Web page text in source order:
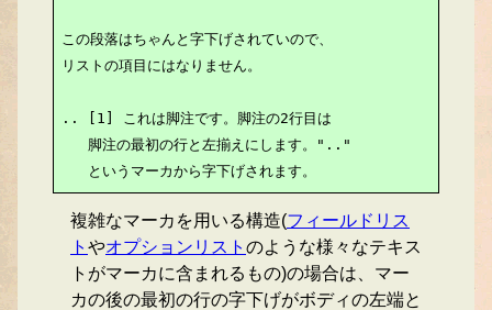
この段落はちゃんと字下げされていので、
リストの項目にはなりません。
.. [1] これは脚注です。脚注の2行目は
   脚注の最初の行と左揃えにします。".."
   というマーカから字下げされます。
複雑なマーカを用いる構造(フィールドリス
ト やオプションリスト のような様々なテキス
トがマーカに含まれるもの)の場合は、マー
カの後の最初の行の字下げがボディの左端と